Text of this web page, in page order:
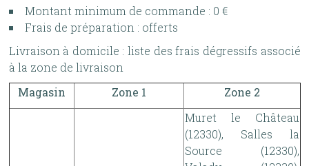
Montant minimum de commande : 0 €
Frais de préparation : offerts
Livraison à domicile : liste des frais dégressifs associé
à la zone de livraison
Magasin
Zone 1
Zone 2
Muret le Château
(12330), Salles la
Source (12330),